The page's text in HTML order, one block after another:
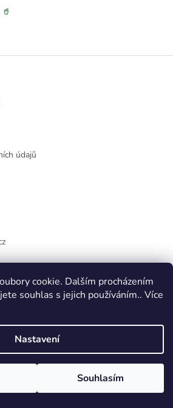
cookie. Dalším procházením
souhlas s jejich používáním.. Více
Nastavení
Souhlasím
údajů
Vytvořil Shoptet
. Všechna práva vyhrazena.